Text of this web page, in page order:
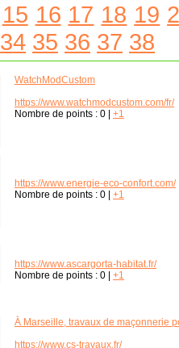
15 16 17 18 19
34 35 36 37 38
WatchModCustom
https://www.watchmodcustom.com/fr/
Nombre de points : 0 +1
https://www.energie-eco-confort.com/
Nombre de points : 0 +1
https://www.ascargorta-habitat.fr/
Nombre de points : 0 +1
À Marseille, travaux de maçonnerie
https://www.cs-travaux.fr/